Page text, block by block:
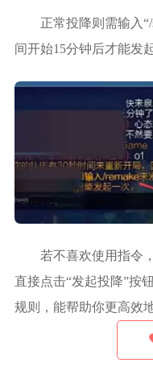
正常投降则需输入
间开始15分钟后才能发起
若不喜欢使用指令
直接点击“发起投降”按
规则，能帮助你更高效